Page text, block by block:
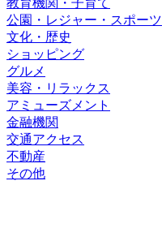
教育機関・子育て
公園・レジャー・スポーツ
文化・歴史
ショッピング
グルメ
美容・リラックス
アミューズメント
金融機関
交通アクセス
不動産
その他